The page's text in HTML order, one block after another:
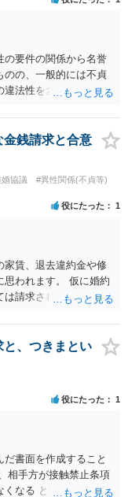
の要件の関係から名誉
のの、一般的には不貞
違法性を含む行為で
かと思います。
銭請求と合意
協議
#異性関係(不貞等)
役にたった 1
家賃、退去違約金や修
思われます。 仮に婚約
は請求される可能性が
させると良いでしょ
と、つきまとい
役にたった 1
書面を作成すること
相手方が接触禁止条項
くなる という訳ではあ